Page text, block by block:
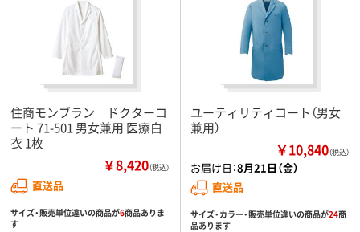
住商モンブラン ドクターコ
ート 71-501 男女兼用 医療白
衣 1枚
￥8,420（税込）
直送品
サイズ・販売単位違いの商品が6商品ありま
す
ユーティリティコート（男女
兼用）
￥10,840（税込）
お届け日：8月21日（金）
直送品
サイズ・カラー・販売単位違いの商品が24商
品あります